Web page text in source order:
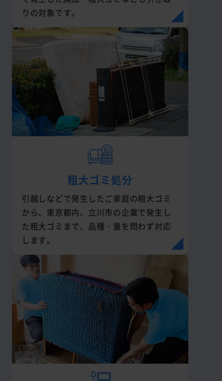
りの対象です。
粗大ゴミ処分
引越しなどで発生したご家庭の粗大ゴミ
から、東京都内、立川市の企業で発生し
た粗大ゴミまで、品種・量を問わず対応
します。